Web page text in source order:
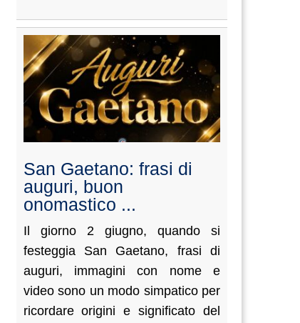
San Gaetano: frasi di
auguri, buon
onomastico ...
Il giorno 2 giugno, quando si
festeggia San Gaetano, frasi di
auguri, immagini con nome e
video sono un modo simpatico per
ricordare origini e significato del